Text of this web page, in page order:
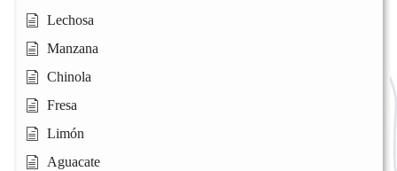
Lechosa
Manzana
Chinola
Fresa
Limón
Aguacate